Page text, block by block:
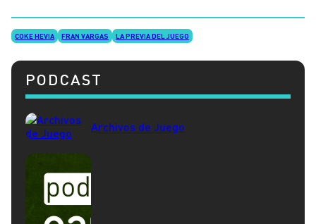
COKE HEVIA FRAN VARGAS LA PREVIA DEL JUEGO
PODCAST
Archivos de Juego